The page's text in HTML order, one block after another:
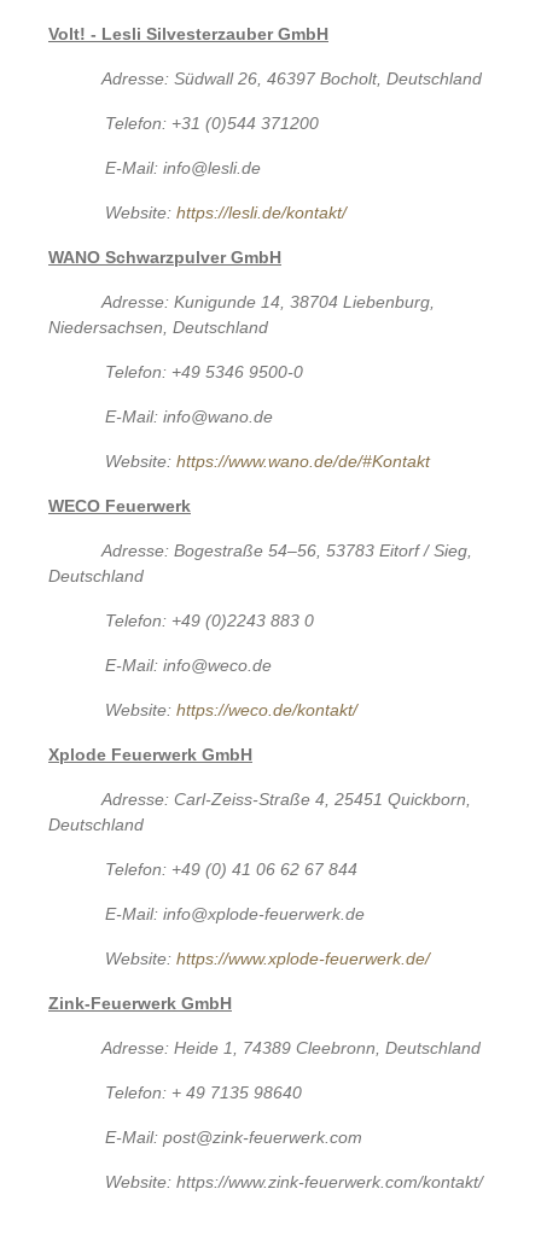
Volt! - Lesli Silvesterzauber GmbH
Adresse: Südwall 26, 46397 Bocholt, Deutschland
Telefon: +31 (0)544 371200
E-Mail: info@lesli.de
Website:https://lesli.de/kontakt/
WANO Schwarzpulver GmbH
Adresse: Kunigunde 14, 38704 Liebenburg,
Niedersachsen, Deutschland
Telefon: +49 5346 9500-0
E-Mail: info@wano.de
Website:https://www.wano.de/de/#Kontakt
WECO Feuerwerk
Adresse: Bogestraße 54–56, 53783 Eitorf / Sieg,
Deutschland
Telefon: +49 (0)2243 883 0
E-Mail: info@weco.de
Website:https://weco.de/kontakt/
Xplode Feuerwerk GmbH
Adresse: Carl-Zeiss-Straße 4, 25451 Quickborn,
Deutschland
Telefon: +49 (0) 41 06 62 67 844
E-Mail: info@xplode-feuerwerk.de
Website:https://www.xplode-feuerwerk.de/
Zink-Feuerwerk GmbH
Adresse: Heide 1, 74389 Cleebronn, Deutschland
Telefon: + 49 7135 98640
E-Mail: post@zink-feuerwerk.com
Website: https://www.zink-feuerwerk.com/kontakt/